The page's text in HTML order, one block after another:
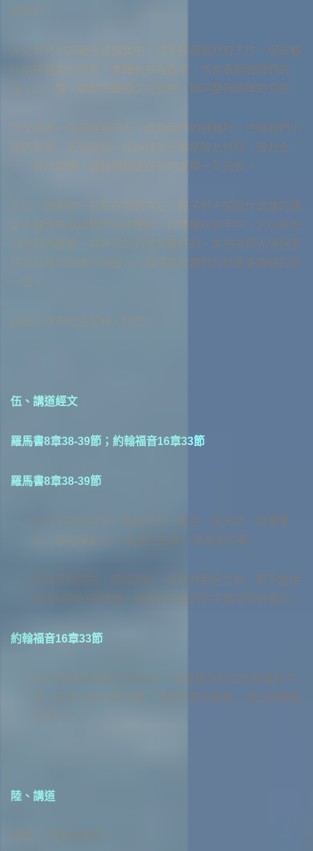
讓我能行走在水面
你牽引我 讓我更深與你同行
在我救主同在裡
適合的。
天父我們也為著在疫情當中，許多肢體雖然有工作，但是都
比以往更加的辛苦，身體也多有負荷，求祢看顧肢體們的
身、心、靈，都能把重擔交託給祢，如同嬰孩簡單的交託。
天父謝謝一直陪伴著同光。成為我們的避難所。也給我們小
組的聚會，求祢讓每一位姊妹弟兄都能彼此扶持，彼此合
一，彼此關懷，讓我們都能在祢的愛裡一同成長。
天父，謝謝祢一直陪在我們左右，孩子們不知道什麼樣的傳
道人適合來協助我們與祢連結，但掌權在祢手中，大山祢也
必為我們挪開，祢呼召的必然是最好的，求祢為同光這個家
呼召出祢所悅納的傳道人，還成為肢體們與祢更多連結的那
一位。
禱告祈求奉救主耶穌。阿們。
伍、講道經文
羅馬書8章38-39節；約翰福音16章33節
羅馬書8章38-39節
8:38因為我深信，無論是死，是活，是天使，是掌權
的，是有權能的 ，是現在的事，是將來的事，
8:39是高處的，是深處的，是別的受造之物，都不能使
我們與神的愛隔絕，這愛是在我們的主基督耶穌裏的。
約翰福音16章33節
16:33我對你們說了這些事，是要使你們在我裏面有平
安。在世上你們有苦難，但你們要有勇氣，我已經勝過
世界。」
陸、講道
講員：王榮義牧師